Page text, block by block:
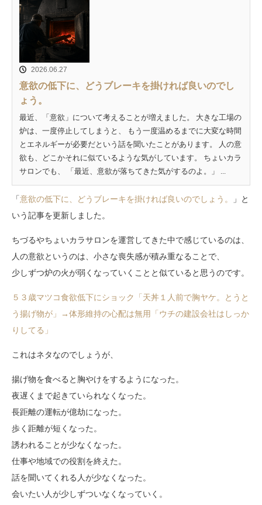
2026.06.27
意欲の低下に、どうブレーキを掛ければ良いのでし
ょう。
最近、「意欲」について考えることが増えました。 大きな工場の
炉は、一度停止してしまうと、 もう一度温めるまでに大変な時間
とエネルギーが必要だという話を聞いたことがあります。 人の意
欲も、どこかそれに似ているような気がしています。 ちょいカラ
サロンでも、 「最近、意欲が落ちてきた気がするのよ。」 ...
「意欲の低下に、どうブレーキを掛ければ良いのでしょう。
」と
いう記事を更新しました。
ちづるやちょいカラサロンを運営してきた中で感じているのは、
人の意欲というのは、小さな喪失感が積み重なることで、
少しずつ炉の火が弱くなっていくことと似ていると思うのです。
５３歳マツコ食欲低下にショック「天丼１人前で胸ヤケ。とうと
う揚げ物が」→体形維持の心配は無用「ウチの建設会社はしっか
りしてる」
これはネタなのでしょうが、
揚げ物を食べると胸やけをするようになった。
夜遅くまで起きていられなくなった。
長距離の運転が億劫になった。
歩く距離が短くなった。
誘われることが少なくなった。
仕事や地域での役割を終えた。
話を聞いてくれる人が少なくなった。
会いたい人が少しずついなくなっていく。